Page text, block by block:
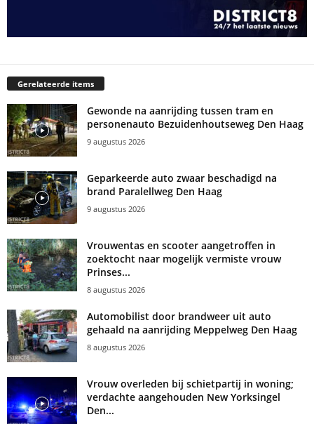
Gerelateerde items
Gewonde na aanrijding tussen tram en
personenauto Bezuidenhoutseweg Den Haag
9 augustus 2026
Geparkeerde auto zwaar beschadigd na
brand Paralellweg Den Haag
9 augustus 2026
Vrouwentas en scooter aangetroffen in
zoektocht naar mogelijk vermiste vrouw
Prinses...
8 augustus 2026
Automobilist door brandweer uit auto
gehaald na aanrijding Meppelweg Den Haag
8 augustus 2026
Vrouw overleden bij schietpartij in woning;
verdachte aangehouden New Yorksingel
Den...